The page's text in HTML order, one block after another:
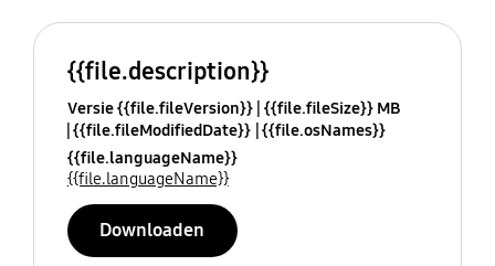
{{file.description}}
Versie {{file.fileVersion}} {{file.fileSize}} MB
{{file.fileModifiedDate}} {{file.osNames}}
{{file.languageName}}
{{file.languageName}}
Downloaden